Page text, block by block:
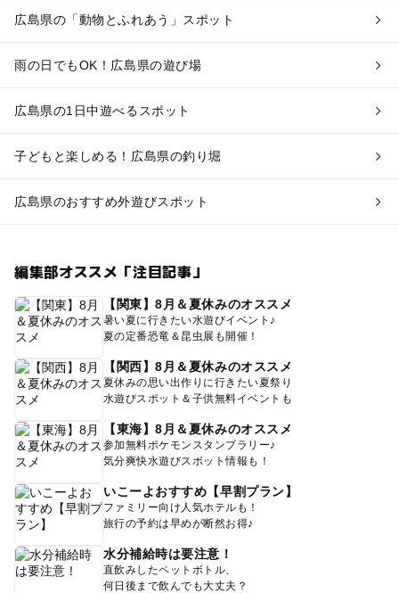
広島県の「動物とふれあう」スポット
雨の日でもOK！広島県の遊び場
広島県の1日中遊べるスポット
子どもと楽しめる！広島県の釣り堀
広島県のおすすめ外遊びスポット
編集部オススメ「注目記事」
【関東】8月＆夏休みのオススメ
暑い夏に行きたい水遊びイベント♪
夏の定番恐竜＆昆虫展も開催！
【関西】8月＆夏休みのオススメ
夏休みの思い出作りに行きたい夏祭り
水遊びスポット＆子供無料イベントも
【東海】8月＆夏休みのオススメ
参加無料ポケモンスタンプラリー♪
気分爽快水遊びスポット情報も！
いこーよおすすめ【早割プラン】
ファミリー向け人気ホテルも！
旅行の予約は早めが断然お得♪
水分補給時は要注意！
直飲みしたペットボトル、
何日後まで飲んでも大丈夫？